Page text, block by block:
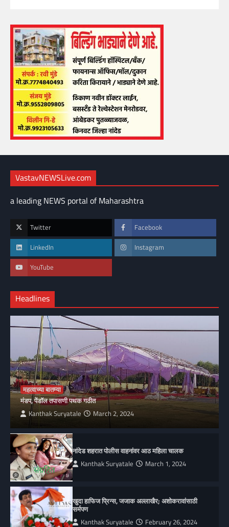
VastavNEWSLive.com
a leading NEWS portal of Maharashtra
Twitter Facebook
LinkedIn Instagram
YouTube
Headlines
महत्वाच्या बातम्या
मंडप, पेंडॉल तपासणी पथक गठीत
Kanthak Suryatale March 2, 2024
नांदेड शहरात पोलीस वाहनांवर आठ महिला चालक
Kanthak Suryatale March 1, 2024
खुदा हाफिज प्रिन्स, जजाक अल्लाखैर; अशोकरावांसाठी
सर्मपण
Kanthak Suryatale February 26, 2024